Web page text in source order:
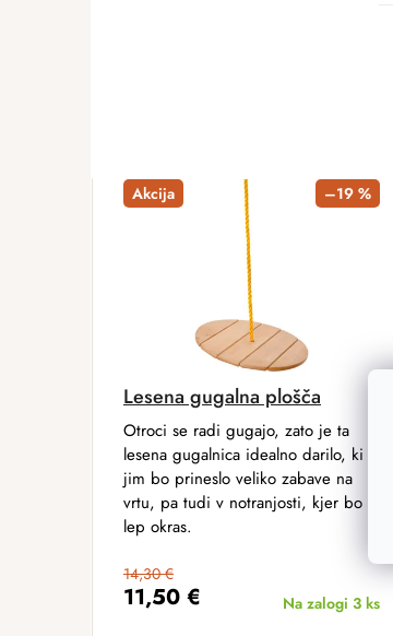
Akcija –19 %
Lesena gugalna plošča
11,50 €
14,30 €
Na zalogi 3 ks
Otroci se radi gugajo, zato je ta
lesena gugalnica idealno darilo, ki
jim bo prineslo veliko zabave na
vrtu, pa tudi v notranjosti, kjer bo
lep okras.